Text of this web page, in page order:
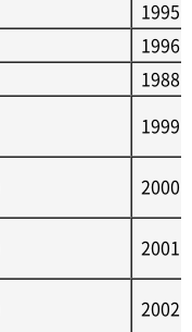
1995
1996
1988
1999
2000
2001
2002